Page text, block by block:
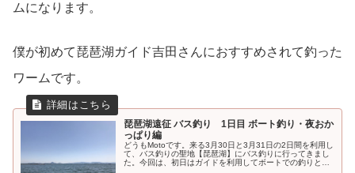
ムになります。
僕が初めて琵琶湖ガイド吉田さんにおすすめされて釣った
ワームです。
琵琶湖遠征 バス釣り 1日目 ボート釣り・夜おか
っぱり編
どうもMotoです。来る3月30日と3月31日の2日間を利用し
て、バス釣りの聖地【琵琶湖】にバス釣りに行ってきまし
た。今回は、初日はガイドを利用してボートでの釣りと夜